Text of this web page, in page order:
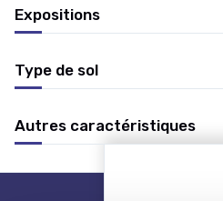
Expositions
Type de sol
Autres caractéristiques